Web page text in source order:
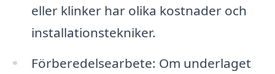
eller klinker har olika kostnader och
installationstekniker.
Förberedelsearbete: Om underlaget